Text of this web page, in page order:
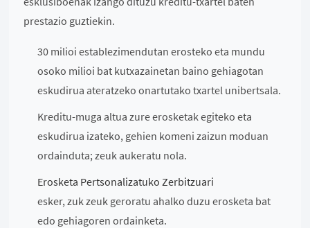
prestazio guztiekin.
30 milioi establezimendutan erosteko eta mundu
osoko milioi bat kutxazainetan baino gehiagotan
eskudirua ateratzeko onartutako txartel unibertsala.
Kreditu-muga altua zure erosketak egiteko eta
eskudirua izateko, gehien komeni zaizun moduan
ordainduta; zeuk aukeratu nola.
Erosketa Pertsonalizatuko Zerbitzuari
esker, zuk zeuk geroratu ahalko duzu erosketa bat
edo gehiagoren ordainketa.